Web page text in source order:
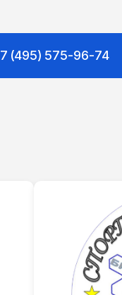
7 (495) 575-96-74